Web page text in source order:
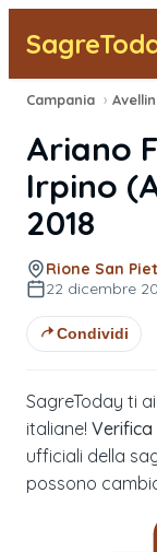
Segnala una
Tutte le Sagre
Vicino a Me
Campania ›
Ariano
Irpino (
2018
Rione San
22 dicembre
Condividi
SagreToday ti
italiane!
ufficiali della
possono